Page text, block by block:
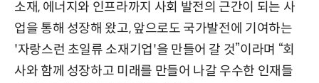
소재, 에너지와 인프라까지 사회 발전의 근간이 되는 사
업을 통해 성장해 왔고, 앞으로도 국가발전에 기여하는
'자랑스런 초일류 소재기업'을 만들어 갈 것”이라며 “회
사와 함께 성장하고 미래를 만들어 나갈 우수한 인재들